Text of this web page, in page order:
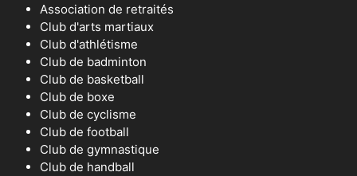
Association de retraités
Club d'arts martiaux
Club d'athlétisme
Club de badminton
Club de basketball
Club de boxe
Club de cyclisme
Club de football
Club de gymnastique
Club de handball